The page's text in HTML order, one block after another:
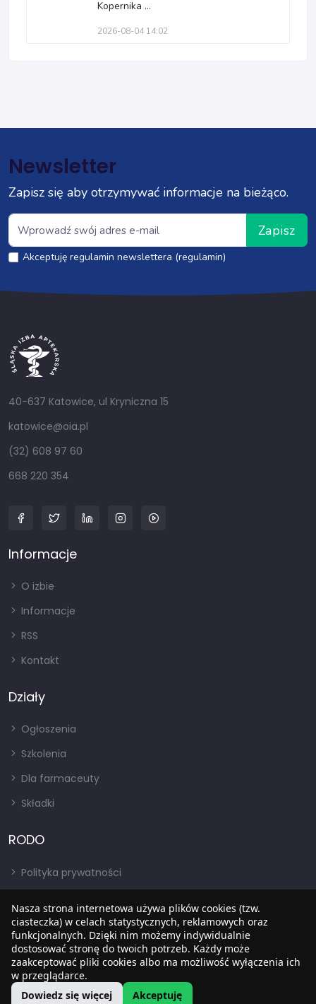
Kopernika ...
2026-08-04 14:02
Newsletter
Zapisz się aby otrzymywać informacje na bieżąco.
Zapisz
Akceptuję regulamin newslettera (regulamin)
40-637 Katowice, ul Kryniczna 15
katowice@oia.pl
(32) 608 97 60
668 220 354
Informacje
O izbie
Informacje
RSS
Kontakt
Działy
Ogłoszenia
Szkolenia
Dla farmaceuty
Składki
RODO
Polityka prywatności
RODO
BIP
Copyright © 2022 SIA. Wszystkie prawa zastrzezone.
Nasza strona internetowa używa plików cookies (tzw.
ciasteczka) w celach statystycznych, reklamowych oraz
funkcjonalnych. Dzięki nim możemy indywidualnie
dostosować stronę do twoich potrzeb. Każdy może
zaakceptować pliki cookies albo ma możliwość wyłączenia ich
w przeglądarce.
Dowiedz się więcej
Akceptuję